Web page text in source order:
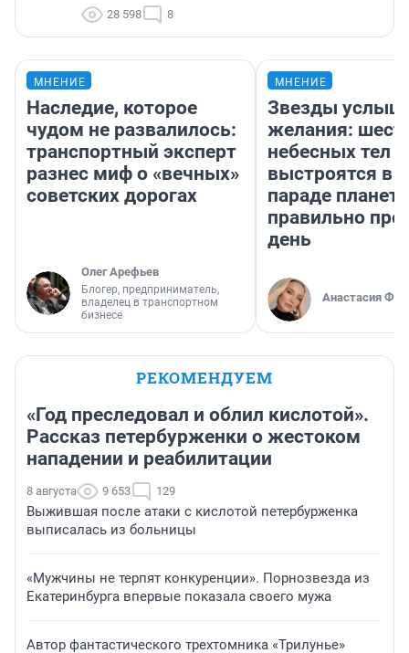
28 598 8
МНЕНИЕ
Наследие, которое
чудом не развалилось:
транспортный эксперт
разнес миф о «вечных»
советских дорогах
Олег Арефьев
Блогер, предприниматель,
владелец в транспортном
бизнесе
МНЕНИЕ
Звезды
желания:
небесных тел
выстроятся в
параде планет
правильно
день
Анастасия
РЕКОМЕНДУЕМ
«Год преследовал и облил кислотой».
Рассказ петербурженки о жестоком
нападении и реабилитации
8 августа 9 653 129
Выжившая после атаки с кислотой петербурженка
выписалась из больницы
«Мужчины не терпят конкуренции». Порнозвезда из
Екатеринбурга впервые показала своего мужа
Автор фантастического трехтомника «Трилунье»